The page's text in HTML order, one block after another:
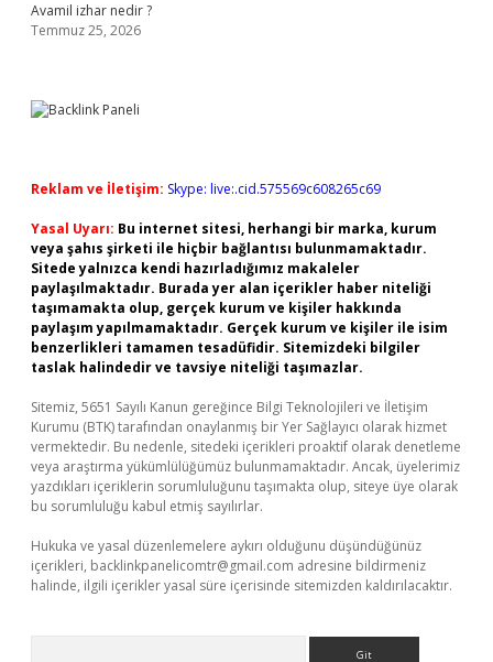
Avamil izhar nedir ?
Temmuz 25, 2026
Reklam ve İletişim: Skype: live:.cid.575569c608265c69
Yasal Uyarı: Bu internet sitesi, herhangi bir marka, kurum
veya şahıs şirketi ile hiçbir bağlantısı bulunmamaktadır.
Sitede yalnızca kendi hazırladığımız makaleler
paylaşılmaktadır. Burada yer alan içerikler haber niteliği
taşımamakta olup, gerçek kurum ve kişiler hakkında
paylaşım yapılmamaktadır. Gerçek kurum ve kişiler ile isim
benzerlikleri tamamen tesadüfidir. Sitemizdeki bilgiler
taslak halindedir ve tavsiye niteliği taşımazlar.
Sitemiz, 5651 Sayılı Kanun gereğince Bilgi Teknolojileri ve İletişim
Kurumu (BTK) tarafından onaylanmış bir Yer Sağlayıcı olarak hizmet
vermektedir. Bu nedenle, sitedeki içerikleri proaktif olarak denetleme
veya araştırma yükümlülüğümüz bulunmamaktadır. Ancak, üyelerimiz
yazdıkları içeriklerin sorumluluğunu taşımakta olup, siteye üye olarak
bu sorumluluğu kabul etmiş sayılırlar.
Hukuka ve yasal düzenlemelere aykırı olduğunu düşündüğünüz
içerikleri, backlinkpanelicomtr@gmail.com adresine bildirmeniz
halinde, ilgili içerikler yasal süre içerisinde sitemizden kaldırılacaktır.